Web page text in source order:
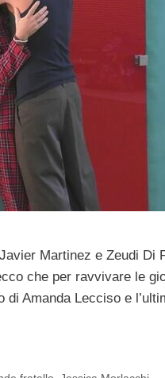
Martinez e Zeudi Di
che per ravvivare le
di Amanda Lecciso e